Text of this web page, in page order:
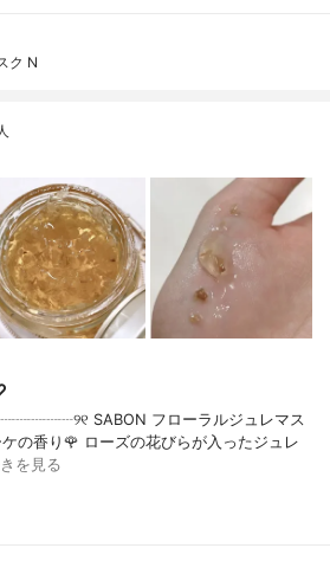
ク N
SABON フローラルジュレマス
の香り🌹 ローズの花びらが入ったジュレ
を見る